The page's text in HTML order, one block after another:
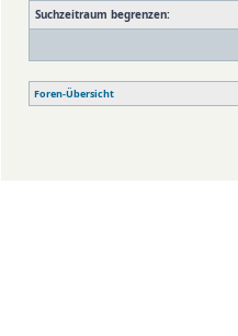
Suchzeitraum begrenzen:
Foren-Übersicht